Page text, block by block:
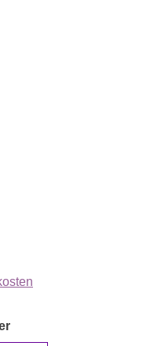
auswählen